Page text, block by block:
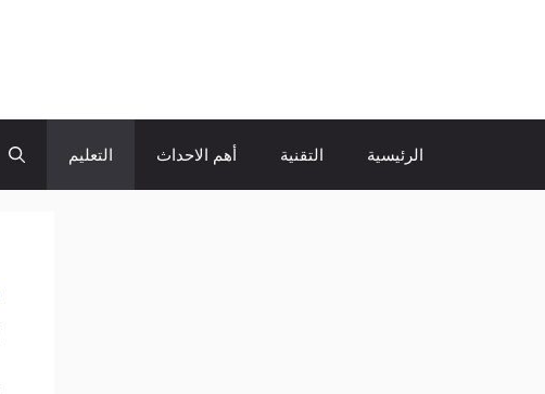
الرئيسية التقنية أهم الاحداث التعليم